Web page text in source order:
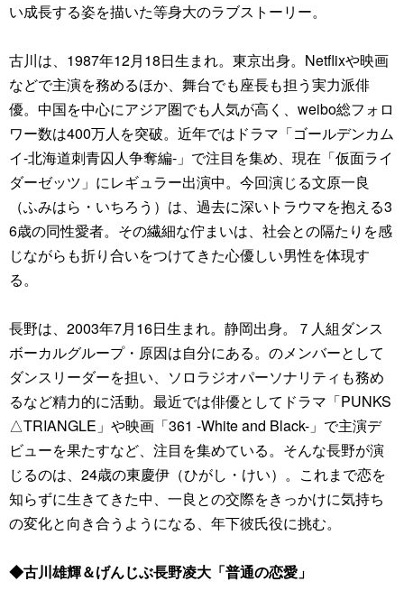
い成長する姿を描いた等身大のラブストーリー。
古川は、1987年12月18日生まれ。東京出身。Netflixや映画
などで主演を務めるほか、舞台でも座長も担う実力派俳
優。中国を中心にアジア圏でも人気が高く、weibo総フォロ
ワー数は400万人を突破。近年ではドラマ「ゴールデンカム
イ-北海道刺青囚人争奪編-」で注目を集め、現在「仮面ライ
ダーゼッツ」にレギュラー出演中。今回演じる文原一良
（ふみはら・いちろう）は、過去に深いトラウマを抱える3
6歳の同性愛者。その繊細な佇まいは、社会との隔たりを感
じながらも折り合いをつけてきた心優しい男性を体現す
る。
長野は、2003年7月16日生まれ。静岡出身。７人組ダンス
ボーカルグループ・原因は自分にある。のメンバーとして
ダンスリーダーを担い、ソロラジオパーソナリティも務め
るなど精力的に活動。最近では俳優としてドラマ「PUNKS
△TRIANGLE」や映画「361 -White and Black-」で主演デ
ビューを果たすなど、注目を集めている。そんな長野が演
じるのは、24歳の東慶伊（ひがし・けい）。これまで恋を
知らずに生きてきた中、一良との交際をきっかけに気持ち
の変化と向き合うようになる、年下彼氏役に挑む。
◆古川雄輝＆げんじぶ長野凌大「普通の恋愛」